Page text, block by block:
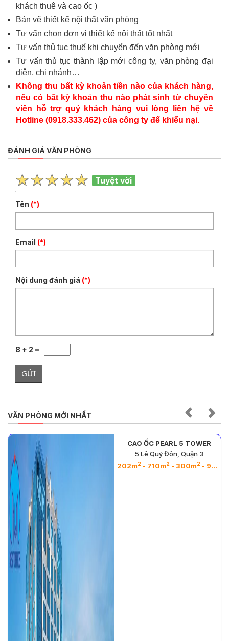
khách thuê và cao ốc )
Bản vẽ thiết kế nội thất văn phòng
Tư vấn chọn đơn vị thiết kế nội thất tốt nhất
Tư vấn thủ tục thuế khi chuyển đến văn phòng mới
Tư vấn thủ tục thành lập mới công ty, văn phòng đại
diện, chi nhánh…
Không thu bất kỳ khoản tiền nào của khách hàng,
nếu có bất kỳ khoản thu nào phát sinh từ chuyên
viên hỗ trợ quý khách hàng vui lòng liên hệ về
Hotline (0918.333.462) của công ty để khiếu nại.
ĐÁNH GIÁ VĂN PHÒNG
Tuyệt vời
Tên (*)
Email (*)
Nội dung đánh giá (*)
8 + 2 =
GỬI
VĂN PHÒNG MỚI NHẤT
26m
CAO ỐC PEARL 5 TOWER
5 Lê Quý Đôn, Quận 3
202m2 - 710m2 - 300m2 - 964m